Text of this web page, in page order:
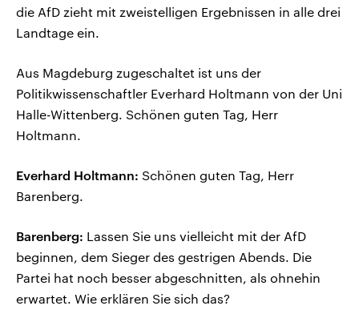
die AfD zieht mit zweistelligen Ergebnissen in alle drei
Landtage ein.
Aus Magdeburg zugeschaltet ist uns der
Politikwissenschaftler Everhard Holtmann von der Uni
Halle-Wittenberg. Schönen guten Tag, Herr
Holtmann.
Everhard Holtmann: Schönen guten Tag, Herr
Barenberg.
Barenberg: Lassen Sie uns vielleicht mit der AfD
beginnen, dem Sieger des gestrigen Abends. Die
Partei hat noch besser abgeschnitten, als ohnehin
erwartet. Wie erklären Sie sich das?